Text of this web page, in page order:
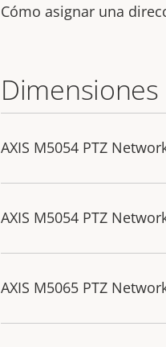
Cómo asignar una
Dimensiones
AXIS M5054 PTZ
AXIS M5054 PTZ
AXIS M5065 PTZ